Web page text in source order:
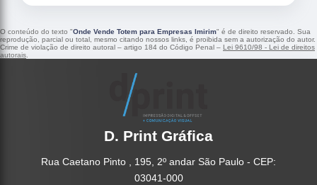
O conteúdo do texto "Onde Vende Totem para Empresas Imirim" é de direito reservado. Sua
reprodução, parcial ou total, mesmo citando nossos links, é proibida sem a autorização do autor.
Crime de violação de direito autoral – artigo 184 do Código Penal – Lei 9610/98 - Lei de direitos
autorais.
D. Print Gráfica
Rua Caetano Pinto , 195, 2º andar São Paulo - CEP:
03041-000